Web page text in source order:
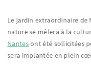
Le jardin extraordinaire de
nature se mêlera à la
Nantesont été sollicitées
sera implantée en plein